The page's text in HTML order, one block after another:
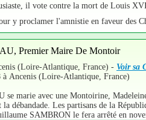
il vote contre la mort de Louis
y proclamer l'amnistie en faveur des
Premier Maire De Montoir
(Loire-Atlantique, France) - Voir sa
à Ancenis (Loire-Atlantique, France)
marie avec une Montoirine,
débandade. Les partisans de la
SAMBRON le fera arrêté en